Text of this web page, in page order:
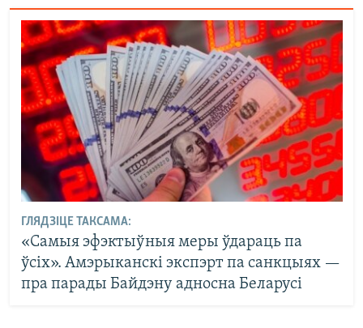
ГЛЯДЗІЦЕ ТАКСАМА:
«Самыя эфэктыўныя меры ўдараць па
ўсіх». Амэрыканскі экспэрт па санкцыях —
пра парады Байдэну адносна Беларусі